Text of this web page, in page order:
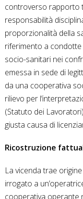
controverso rapporto
responsabilità
proporzionalità della
riferimento a
socio-sanitari nei
emessa in sede di
da una cooperativa
rilievo per
(Statuto dei
giusta causa di
Ricostruzione
La vicenda trae
irrogato a
cooperativa operante